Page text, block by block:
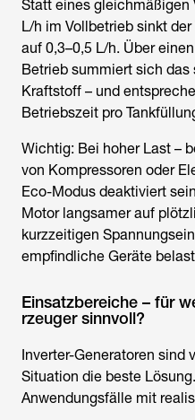
Statt eines gleichmäßigen
L/h im Vollbetrieb sinkt
auf 0,3–0,5 L/h. Über
Betrieb summiert sich
Kraftstoff – und
Betriebszeit pro
Wichtig: Bei hoher Last –
von Kompressoren oder
Eco-Modus deaktiviert
Motor langsamer auf
kurzzeitigen
empfindliche Geräte
Einsatzbereiche – für
rzeuger sinnvoll?
Inverter-Generatoren sind
Situation die beste
Anwendungsfälle mit